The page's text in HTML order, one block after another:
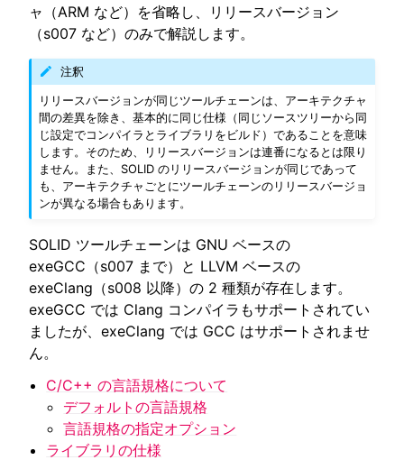
navigation of チュートリアル
navigation of ユーザーガイド
navigation of SOLID-OS
navigation of SOLID ツールチェーン
navigation of ライブラリの仕様
ャ（ARM など）を省略し、リリースバージョン
（s007 など）のみで解説します。
注釈
リリースバージョンが同じツールチェーンは、アーキテクチャ
間の差異を除き、基本的に同じ仕様（同じソースツリーから同
じ設定でコンパイラとライブラリをビルド）であることを意味
します。そのため、リリースバージョンは連番になるとは限り
ません。また、SOLID のリリースバージョンが同じであって
も、アーキテクチャごとにツールチェーンのリリースバージョ
ンが異なる場合もあります。
SOLID ツールチェーンは GNU ベースの
exeGCC（s007 まで）と LLVM ベースの
exeClang（s008 以降）の 2 種類が存在します。
exeGCC では Clang コンパイラもサポートされてい
ましたが、exeClang では GCC はサポートされませ
ん。
C/C++ の言語規格について
デフォルトの言語規格
言語規格の指定オプション
ライブラリの仕様